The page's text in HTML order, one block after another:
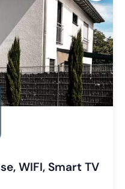
Slide 1 wechseln
Slide 2 wechseln
Slide 3 wechseln
Slide 4 wechseln
Slide 5 wechseln
6 wechseln
WIFI, Smart TV